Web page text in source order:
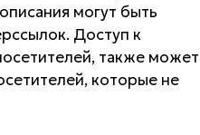
могут быть
Доступ к
также может
которые не